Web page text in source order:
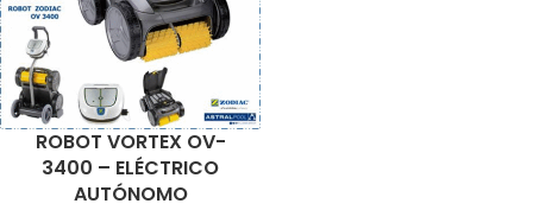
ROBOT VORTEX OV-
3400 – ELÉCTRICO
AUTÓNOMO